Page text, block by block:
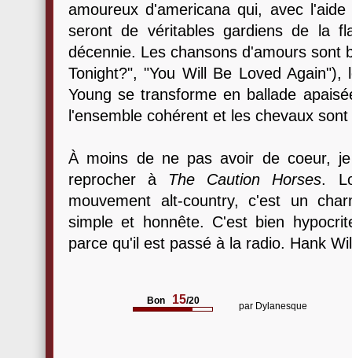
amoureux d'americana qui, avec
seront de véritables gardiens de la
décennie. Les chansons d'amours sont
Tonight?", "You Will Be Loved
Young se transforme en ballade
l'ensemble cohérent et les chevaux
À moins de ne pas avoir de coeur,
reprocher à The Caution Horses.
mouvement alt-country, c'est un
simple et honnête. C'est bien
parce qu'il est passé à la radio. Hank
Bon 15/20 par Dylanesque